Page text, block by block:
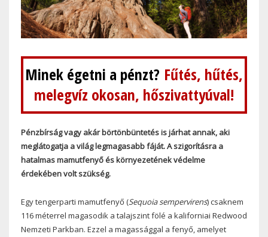
Minek égetni a pénzt? Fűtés, hűtés,
melegvíz okosan, hőszivattyúval!
Pénzbírság vagy akár börtönbüntetés is járhat annak, aki
meglátogatja a világ legmagasabb fáját. A szigorításra a
hatalmas mamutfenyő és környezetének védelme
érdekében volt szükség.
Egy tengerparti mamutfenyő (Sequoia sempervirens) csaknem
116 méterrel magasodik a talajszint fölé a kaliforniai Redwood
Nemzeti Parkban. Ezzel a magassággal a fenyő, amelyet